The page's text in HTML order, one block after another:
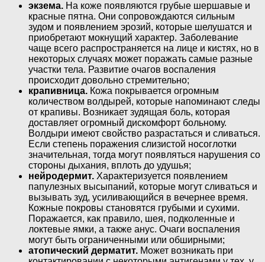
экзема. На коже появляются грубые шершавые и
красные пятна. Они сопровождаются сильным
зудом и появлением эрозий, которые шелушатся и
приобретают мокнущий характер. Заболевание
чаще всего распространяется на лице и кистях, но в
некоторых случаях может поражать самые разные
участки тела. Развитие очагов воспаления
происходит довольно стремительно;
крапивница. Кожа покрывается огромным
количеством волдырей, которые напоминают следы
от крапивы. Возникает зудящая боль, которая
доставляет огромный дискомфорт больному.
Волдыри имеют свойство разрастаться и сливаться.
Если степень поражения слизистой носоглотки
значительная, тогда могут появляться нарушения со
стороны дыхания, вплоть до удушья;
нейродермит. Характеризуется появлением
папулезных высыпаний, которые могут сливаться и
вызывать зуд, усиливающийся в вечернее время.
Кожные покровы становятся грубыми и сухими.
Поражается, как правило, шея, подколенные и
локтевые ямки, а также анус. Очаги воспаления
могут быть ограниченными или обширными;
атопический дерматит. Может возникать при